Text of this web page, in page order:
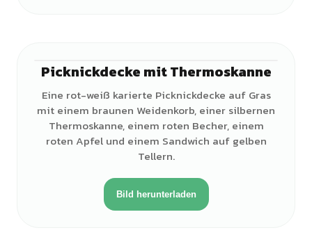
Picknickdecke mit Thermoskanne
Eine rot-weiß karierte Picknickdecke auf Gras
mit einem braunen Weidenkorb, einer silbernen
Thermoskanne, einem roten Becher, einem
roten Apfel und einem Sandwich auf gelben
Tellern.
Bild herunterladen